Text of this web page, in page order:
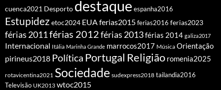
cuenca2021 Desporto destaque espanha2016
Estupidez etoc2024 EUAferias2015ferias2016 ferias2023
férias 2011férias 2012férias 2013férias 2014 galiza2017
Internacional Itália Marinha Grande marrocos2017 Música Orientação
pirineus2018 Política Portugal Religião romenia2025
rotavicentina2021 Sociedade sudexpress2018 tailandia2016
Televisão UK2013 wtoc2015